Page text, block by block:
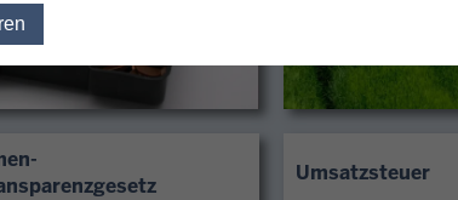
Umsatzsteuer